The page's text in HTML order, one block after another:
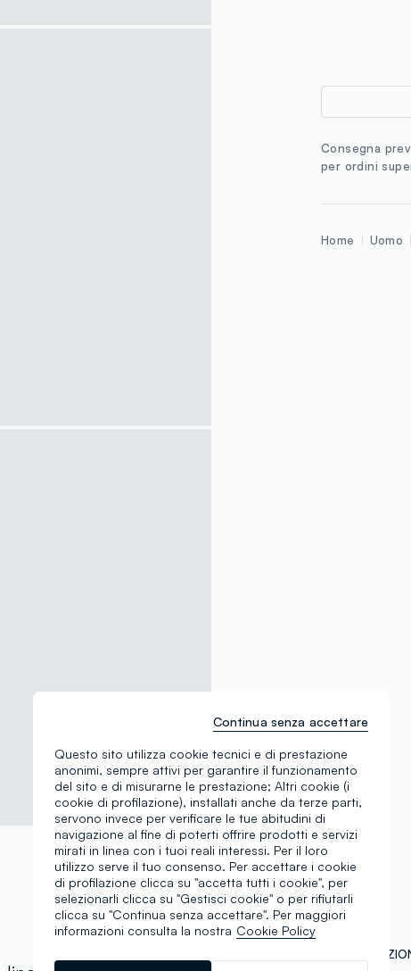
Consegna
per ordini
Home Uomo
Questo sito utilizza cookie tecnici e di prestazione
anonimi, sempre attivi per garantire il funzionamento
del sito e di misurarne le prestazione; Altri cookie (i
cookie di profilazione), installati anche da terze parti,
servono invece per verificare le tue abitudini di
navigazione al fine di poterti offrire prodotti e servizi
mirati in linea con i tuoi reali interessi. Per il loro
utilizzo serve il tuo consenso. Per accettare i cookie
di profilazione clicca su "accetta tutti i cookie", per
selezionarli clicca su "Gestisci cookie" o per rifiutarli
clicca su "Continua senza accettare". Per maggiori
informazioni consulta la nostra Cookie Policy
Continua senza accettare